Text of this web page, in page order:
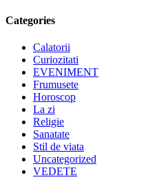
Categories
Calatorii
Curiozitati
EVENIMENT
Frumusete
Horoscop
La zi
Religie
Sanatate
Stil de viata
Uncategorized
VEDETE